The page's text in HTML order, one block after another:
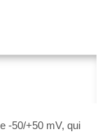
-50/+50 mV, qui